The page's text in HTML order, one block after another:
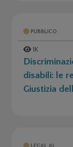
PUBBLICO
1K
disabili: le
Giustizia